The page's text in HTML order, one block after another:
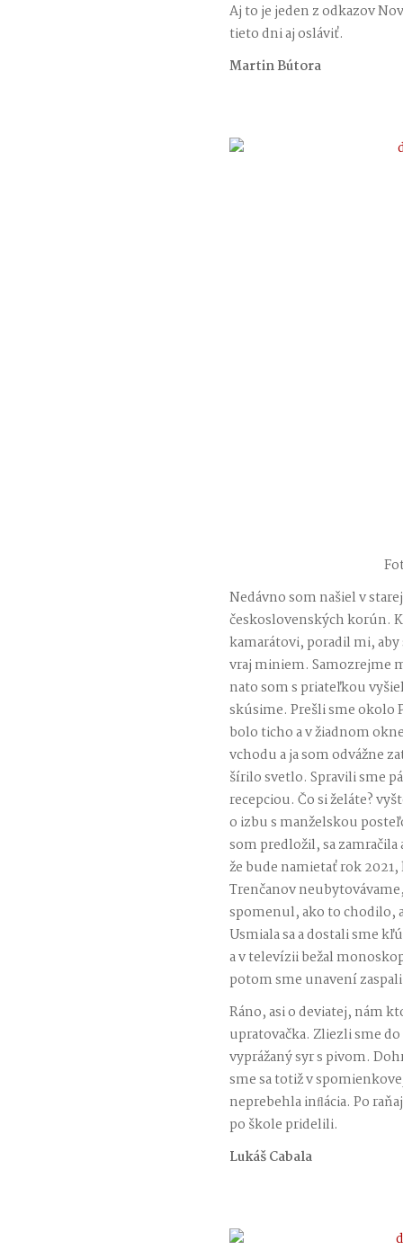
Aj to je jeden z odkazov
tieto dni aj osláviť.
Martin Bútora
Nedávno som našiel v
československých korún.
kamarátovi, poradil mi,
vraj miniem. Samozrejme
nato som s priateľkou
skúsime. Prešli sme okolo
bolo ticho a v žiadnom
vchodu a ja som odvážne
šírilo svetlo. Spravili sme
recepciou. Čo si želáte?
o izbu s manželskou
som predložil, sa
že bude namietať rok
Trenčanov
spomenul, ako to chodilo,
Usmiala sa a dostali sme
a v televízii bežal
potom sme unavení
Ráno, asi o deviatej, nám
upratovačka. Zliezli sme
vyprážaný syr s pivom.
sme sa totiž v
neprebehla inﬂácia. Po
po škole pridelili.
Lukáš Cabala